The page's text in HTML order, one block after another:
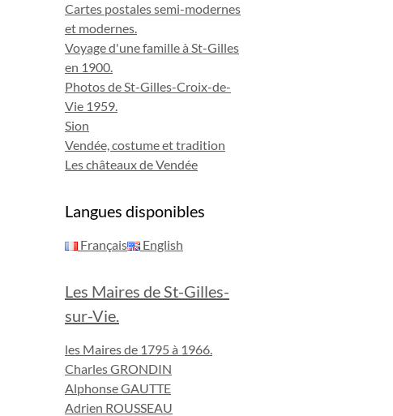
Cartes postales semi-modernes
et modernes.
Voyage d'une famille à St-Gilles
en 1900.
Photos de St-Gilles-Croix-de-
Vie 1959.
Sion
Vendée, costume et tradition
Les châteaux de Vendée
Langues disponibles
Français English
Les Maires de St-Gilles-
sur-Vie.
les Maires de 1795 à 1966.
Charles GRONDIN
Alphonse GAUTTE
Adrien ROUSSEAU